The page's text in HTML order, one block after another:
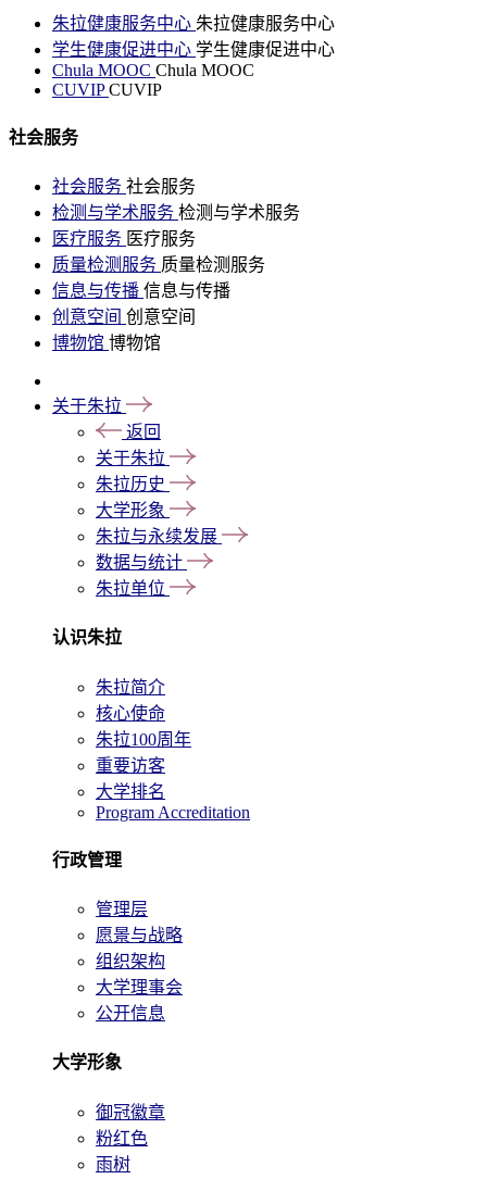
朱拉健康服务中心 朱拉健康服务中心
学生健康促进中心 学生健康促进中心
Chula MOOC Chula MOOC
CUVIPCUVIP
社会服务
社会服务 社会服务
检测与学术服务 检测与学术服务
医疗服务 医疗服务
质量检测服务 质量检测服务
信息与传播 信息与传播
创意空间 创意空间
博物馆 博物馆
关于朱拉
返回
关于朱拉
朱拉历史
大学形象
朱拉与永续发展
数据与统计
朱拉单位
认识朱拉
朱拉简介
核心使命
朱拉100周年
重要访客
大学排名
Program Accreditation
行政管理
管理层
愿景与战略
组织架构
大学理事会
公开信息
大学形象
御冠徽章
粉红色
雨树